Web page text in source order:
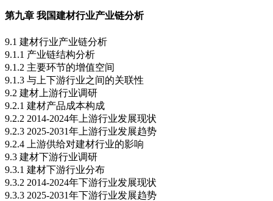
第九章 我国建材行业产业链分析
9.1 建材行业产业链分析
9.1.1 产业链结构分析
9.1.2 主要环节的增值空间
9.1.3 与上下游行业之间的关联性
9.2 建材上游行业调研
9.2.1 建材产品成本构成
9.2.2 2014-2024年上游行业发展现状
9.2.3 2025-2031年上游行业发展趋势
9.2.4 上游供给对建材行业的影响
9.3 建材下游行业调研
9.3.1 建材下游行业分布
9.3.2 2014-2024年下游行业发展现状
9.3.3 2025-2031年下游行业发展趋势